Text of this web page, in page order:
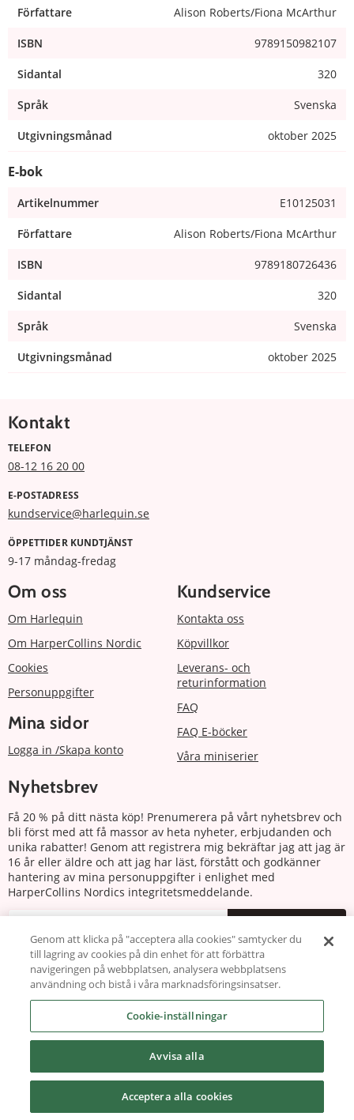
Författare Alison Roberts/Fiona McArthur
ISBN 9789150982107
Sidantal 320
Språk Svenska
Utgivningsmånad oktober 2025
E-bok
Artikelnummer E10125031
Författare Alison Roberts/Fiona McArthur
ISBN 9789180726436
Sidantal 320
Språk Svenska
Utgivningsmånad oktober 2025
Kontakt
TELEFON
08-12 16 20 00
E-POSTADRESS
kundservice@harlequin.se
ÖPPETTIDER KUNDTJÄNST
9-17 måndag-fredag
Om oss
Om Harlequin
Om HarperCollins Nordic
Cookies
Personuppgifter
Mina sidor
Logga in /Skapa konto
Kundservice
Kontakta oss
Köpvillkor
Leverans- och
returinformation
FAQ
FAQ E-böcker
Våra miniserier
Nyhetsbrev
Få 20 % på ditt nästa köp! Prenumerera på vårt nyhetsbrev och
bli först med att få massor av heta nyheter, erbjudanden och
unika rabatter! Genom att registrera mig bekräftar jag att jag är
16 år eller äldre och att jag har läst, förstått och godkänner
hantering av mina personuppgifter i enlighet med
HarperCollins Nordics integritetsmeddelande.
Följ oss
Copyright © 2026 harlequin.se
Powered by Carismar
Genom att klicka på "acceptera alla cookies" samtycker du
till lagring av cookies på din enhet för att förbättra
navigeringen på webbplatsen, analysera webbplatsens
användning och bistå i våra marknadsföringsinsatser.
Cookie-inställningar
Avvisa alla
Acceptera alla cookies